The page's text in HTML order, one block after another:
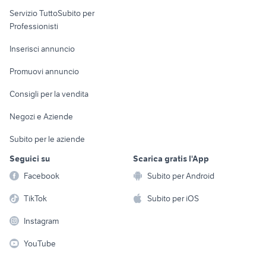
Informatica
Console e
Fotografia
Telefonia
Biciclette
Servizio TuttoSubito per
Professionisti
Inserisci annuncio
Promuovi annuncio
Consigli per la vendita
Negozi e Aziende
Subito per le aziende
Seguici su
Facebook
TikTok
Instagram
YouTube
Scarica gratis l'App
Subito per Android
Subito per iOS